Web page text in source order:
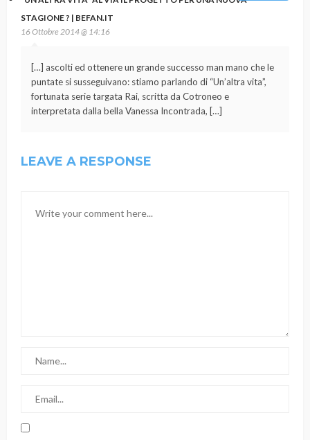
STAGIONE ? | BEFAN.IT
16 Ottobre 2014 @ 14:16
[…] ascolti ed ottenere un grande successo man mano che le
puntate si susseguivano: stiamo parlando di “Un’altra vita”,
fortunata serie targata Rai, scritta da Cotroneo e
interpretata dalla bella Vanessa Incontrada, […]
LEAVE A RESPONSE